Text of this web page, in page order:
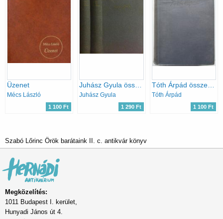
Üzenet
Mécs László
1 100 Ft
Juhász Gyula
1 290 Ft
Tóth Árpád összes versei, versfordításai és novellái
Tóth Árpád
1 100 Ft
Szabó Lőrinc Örök barátaink II. c. antikvár könyv
Megközelítés:
1011 Budapest I. kerület,
Hunyadi János út 4.